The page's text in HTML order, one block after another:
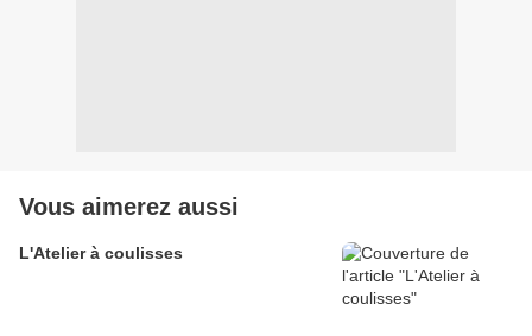
Vous aimerez aussi
L'Atelier à coulisses